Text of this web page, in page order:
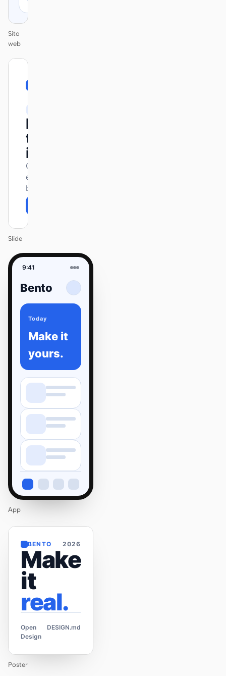
Sito
web
Design
that ships
itself.
One DESIGN.md —
every surface on-
brand.
Slide
9:41
Bento
Today
Make it
yours.
App
BENTO 2026
Make
it
real.
Open
Design
DESIGN.md
Poster